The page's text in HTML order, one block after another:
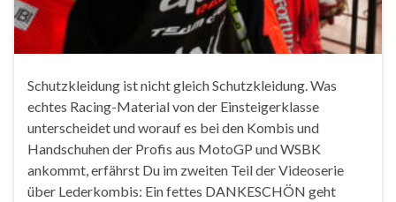
Schutzkleidung ist nicht gleich Schutzkleidung. Was
echtes Racing-Material von der Einsteigerklasse
unterscheidet und worauf es bei den Kombis und
Handschuhen der Profis aus MotoGP und WSBK
ankommt, erfährst Du im zweiten Teil der Videoserie
über Lederkombis: Ein fettes DANKESCHÖN geht